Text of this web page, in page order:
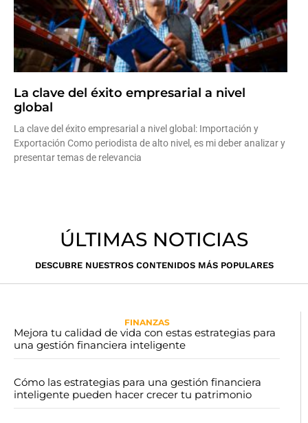
La clave del éxito empresarial a nivel
global
La clave del éxito empresarial a nivel global: Importación y
Exportación Como periodista de alto nivel, es mi deber analizar y
presentar temas de relevancia
ÚLTIMAS NOTICIAS
DESCUBRE NUESTROS CONTENIDOS MÁS POPULARES
FINANZAS
Mejora tu calidad de vida con estas estrategias para
una gestión financiera inteligente
Cómo las estrategias para una gestión financiera
inteligente pueden hacer crecer tu patrimonio